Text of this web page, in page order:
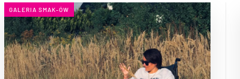
GALERIA SMAK-ÓW